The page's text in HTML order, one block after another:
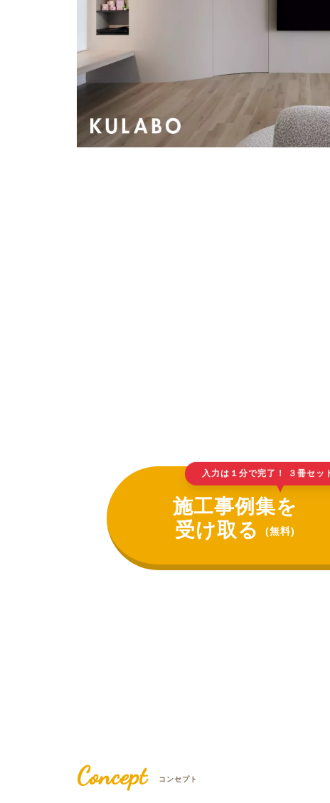
入力は１分で完了！ ３冊セッ
▲
施工事例集を
受け取る(無料)
Concept コンセプト